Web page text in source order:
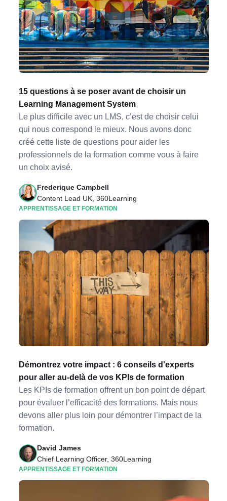
15 questions à se poser avant de choisir un
Learning Management System
Le plus difficile avec un LMS, c’est de choisir celui
qui nous correspond le mieux. Nous avons donc
créé cette liste de questions pour aider les
professionnels de la formation comme vous à faire
un choix avisé.
Frederique Campbell
Content Lead UK, 360Learning
APPRENTISSAGE ET FORMATION
Démontrez votre impact : 6 conseils d'experts
pour aller au-delà de vos KPIs de formation
Les KPIs de formation offrent un bon point de départ
pour évaluer l’efficacité des formations. Mais nous
devons aller plus loin pour démontrer l’impact de la
formation.
David James
Chief Learning Officer, 360Learning
APPRENTISSAGE ET FORMATION